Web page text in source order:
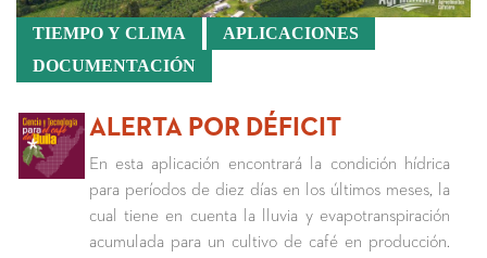
TIEMPO Y CLIMA
APLICACIONES
DOCUMENTACIÓN
ALERTA POR DÉFICIT
En esta aplicación encontrará la condición hídrica
para períodos de diez días en los últimos meses, la
cual tiene en cuenta la lluvia y evapotranspiración
acumulada para un cultivo de café en producción.